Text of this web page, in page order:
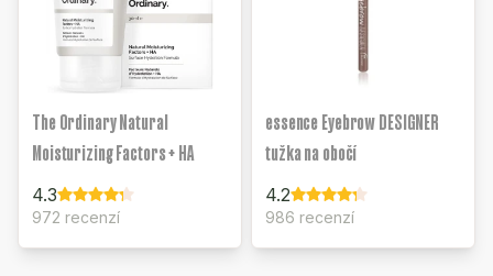
The Ordinary Natural
Moisturizing Factors + HA
4.3
972 recenzí
essence Eyebrow DESIGNER
tužka na obočí
4.2
986 recenzí